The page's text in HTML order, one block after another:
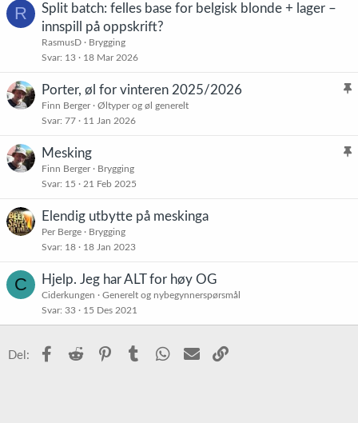
R
Split batch: felles base for belgisk blonde + lager –
innspill på oppskrift?
RasmusD
Brygging
Svar 13 18 Mar 2026
K
t
Porter, øl for vinteren 2025/2026
Finn Berger
Øltyper og øl generelt
Svar 77 11 Jan 2026
K
Mesking
Finn Berger
Brygging
Svar 15 21 Feb 2025
Elendig utbytte på meskinga
Per Berge
Brygging
Svar 18 18 Jan 2023
C Hjelp. Jeg har ALT for høy OG
Ciderkungen
Generelt og nybegynnerspørsmål
Svar 33 15 Des 2021
Del: Facebook
Reddit PinterestTumblr WhatsApp
E-post